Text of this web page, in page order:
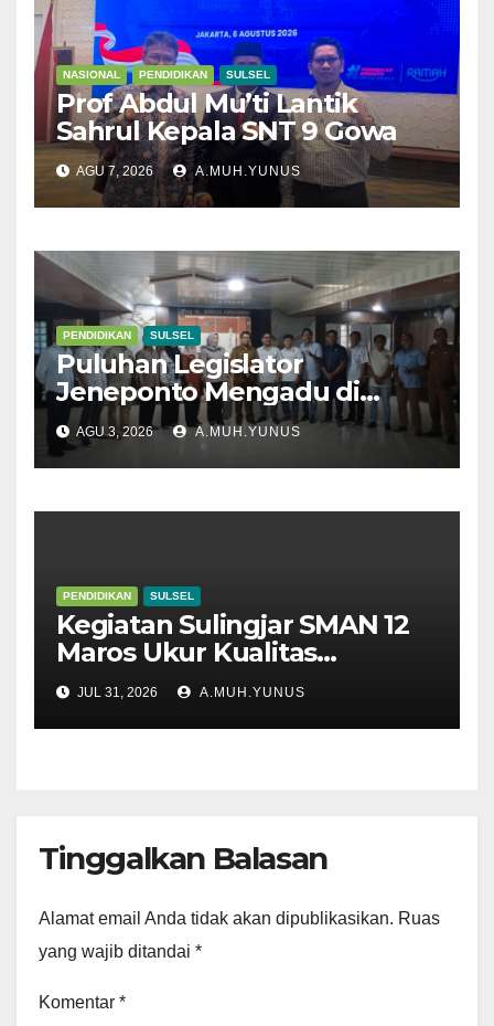
NASIONAL PENDIDIKAN SULSEL
Prof Abdul Mu’ti Lantik
Sahrul Kepala SNT 9 Gowa
AGU 7, 2026 A.MUH.YUNUS
PENDIDIKAN SULSEL
Puluhan Legislator
Jeneponto Mengadu di
Disdik Sulsel
AGU 3, 2026 A.MUH.YUNUS
PENDIDIKAN SULSEL
Kegiatan Sulingjar SMAN 12
Maros Ukur Kualitas
Pembelajaran
JUL 31, 2026 A.MUH.YUNUS
Tinggalkan Balasan
Alamat email Anda tidak akan dipublikasikan. Ruas
yang wajib ditandai *
Komentar *